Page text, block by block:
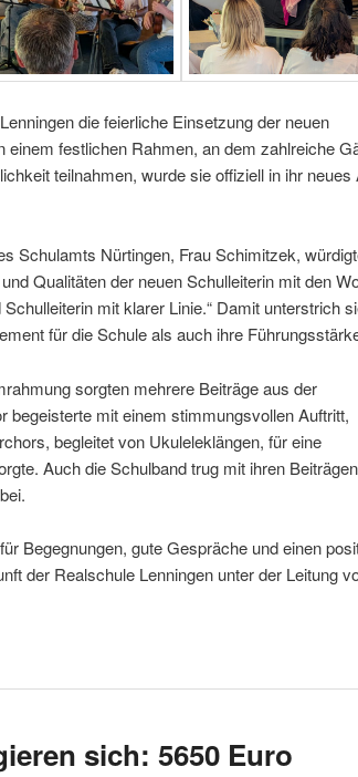
die feierliche Einsetzung der neuen
einem festlichen Rahmen, an dem zahlreiche
teilnahmen, wurde sie offiziell in ihr neues
Schulamts Nürtingen, Frau Schimitzek,
Qualitäten der neuen Schulleiterin mit den
mit klarer Linie.“ Damit unterstrich
für die Schule als auch ihre
sorgten mehrere Beiträge aus der
begeisterte mit einem stimmungsvollen Auftritt,
begleitet von Ukuleleklängen, für eine
Auch die Schulband trug mit ihren
Begegnungen, gute Gespräche und einen
der Realschule Lenningen unter der Leitung
sich: 5650 Euro